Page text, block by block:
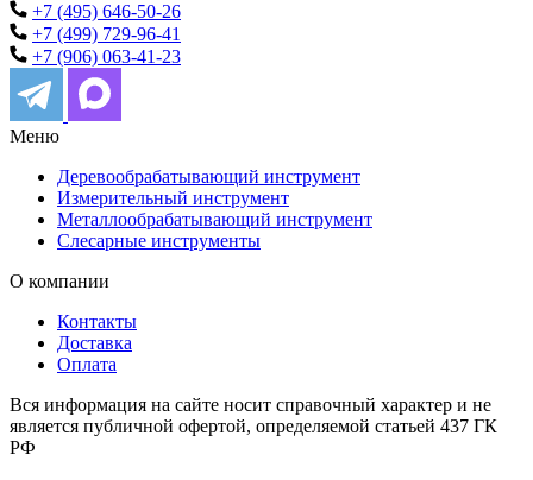
+7 (495) 646-50-26
+7 (499) 729-96-41
+7 (906) 063-41-23
Меню
Деревообрабатывающий инструмент
Измерительный инструмент
Металлообрабатывающий инструмент
Слесарные инструменты
О компании
Контакты
Доставка
Оплата
Вся информация на сайте носит справочный характер и не
является публичной офертой, определяемой статьей 437 ГК
РФ